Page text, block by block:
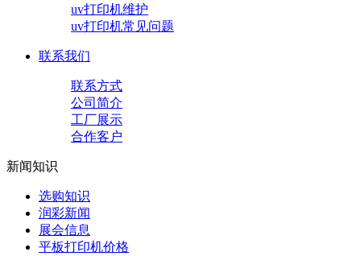
uv打印机维护
uv打印机常见问题
联系我们
联系方式
公司简介
工厂展示
合作客户
新闻知识
选购知识
润彩新闻
展会信息
平板打印机价格